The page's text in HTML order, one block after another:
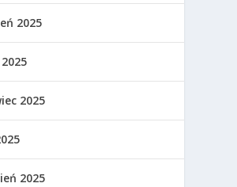
2025
2025
2025